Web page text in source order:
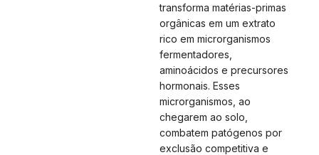
transforma matérias-primas
orgânicas em um extrato
rico em microrganismos
fermentadores,
aminoácidos e precursores
hormonais. Esses
microrganismos, ao
chegarem ao solo,
combatem patógenos por
exclusão competitiva e